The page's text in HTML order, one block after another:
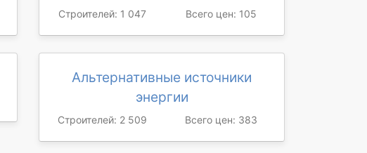
Строителей: 1 047 Всего цен: 105
Альтернативные источники
энергии
Строителей: 2 509 Всего цен: 383